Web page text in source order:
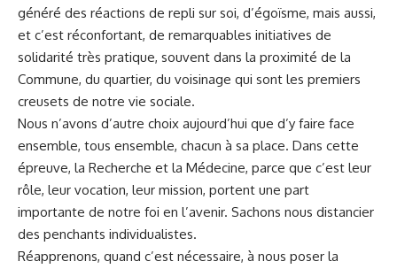
généré des réactions de repli sur soi, d’égoïsme, mais aussi,
et c’est réconfortant, de remarquables initiatives de
solidarité très pratique, souvent dans la proximité de la
Commune, du quartier, du voisinage qui sont les premiers
creusets de notre vie sociale.
Nous n’avons d’autre choix aujourd’hui que d’y faire face
ensemble, tous ensemble, chacun à sa place. Dans cette
épreuve, la Recherche et la Médecine, parce que c’est leur
rôle, leur vocation, leur mission, portent une part
importante de notre foi en l’avenir. Sachons nous distancier
des penchants individualistes.
Réapprenons, quand c’est nécessaire, à nous poser la